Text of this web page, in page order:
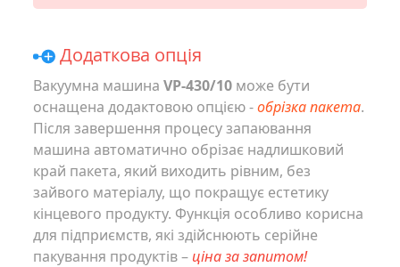
Додаткова опція
Вакуумна машина VP-430/10 може бути
оснащена додактовою опцією -обрізка пакета.
Після завершення процесу запаювання
машина автоматично обрізає надлишковий
край пакета, який виходить рівним, без
зайвого матеріалу, що покращує естетику
кінцевого продукту. Функція особливо корисна
для підприємств, які здійснюють серійне
пакування продуктів – ціна за запитом!